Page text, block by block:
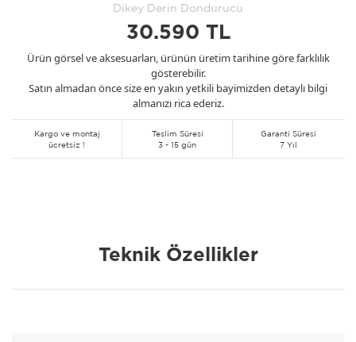
Dikey Derin Dondurucu
30.590 TL
Ürün görsel ve aksesuarları, ürünün üretim tarihine göre farklılık
gösterebilir.
Satın almadan önce size en yakın yetkili bayimizden detaylı bilgi
almanızı rica ederiz.
Kargo ve montaj
ücretsiz !
Teslim Süresi
3 - 15 gün
Garanti Süresi
7 Yıl
Teknik Özellikler